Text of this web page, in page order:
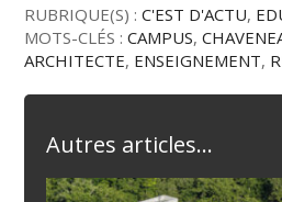
RUBRIQUE(S) :C'EST D'ACTU,
MOTS-CLÉS :CAMPUS,
ARCHITECTE, ENSEIGNEMENT,
Autres articles...